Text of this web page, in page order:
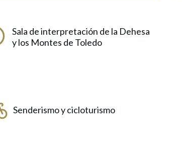
Sala de interpretación de la Dehesa
y los Montes de Toledo
Senderismo y cicloturismo